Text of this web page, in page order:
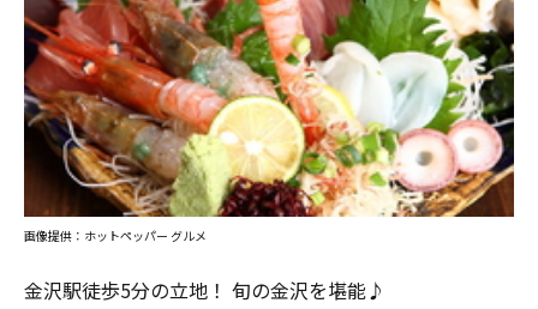
金沢駅徒歩5分の立地！ 旬の金沢を堪能♪
画像提供：ホットペッパー グルメ